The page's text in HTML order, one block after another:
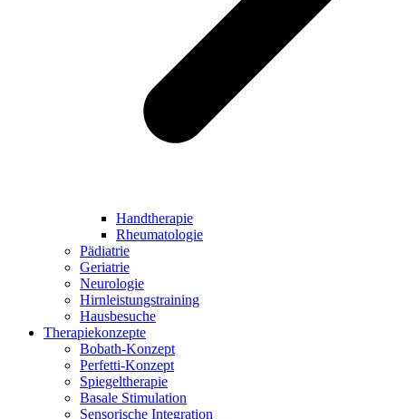
Handtherapie
Rheumatologie
Pädiatrie
Geriatrie
Neurologie
Hirnleistungstraining
Hausbesuche
Therapiekonzepte
Bobath-Konzept
Perfetti-Konzept
Spiegeltherapie
Basale Stimulation
Sensorische Integration